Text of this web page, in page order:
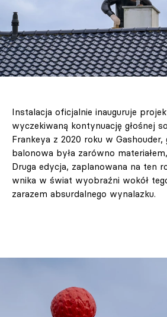
Instalacja oficjalnie inauguruje
wyczekiwaną kontynuację głośnej
Frankeya z 2020 roku w Gashouder,
balonowa była zarówno
Druga edycja, zaplanowana na ten
wnika w świat wyobraźni wokół
zarazem absurdalnego wynalazku.